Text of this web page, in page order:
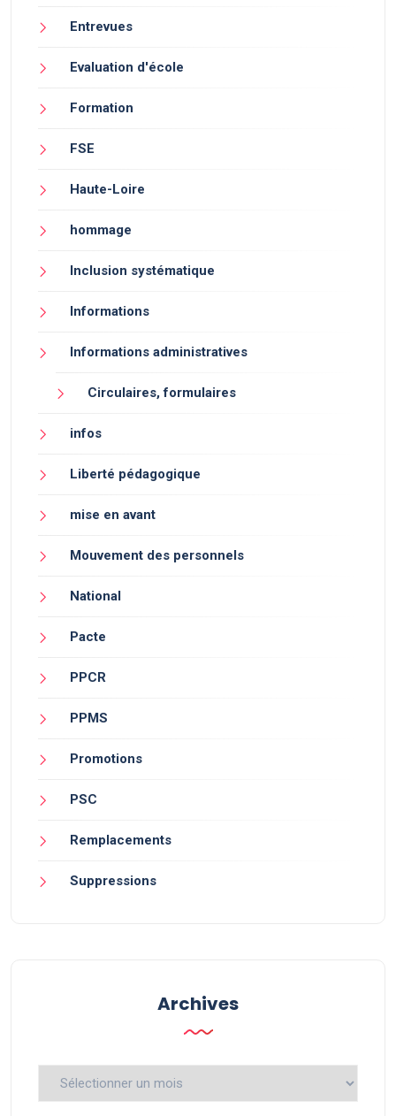
Entrevues
Evaluation d'école
Formation
FSE
Haute-Loire
hommage
Inclusion systématique
Informations
Informations administratives
Circulaires, formulaires
infos
Liberté pédagogique
mise en avant
Mouvement des personnels
National
Pacte
PPCR
PPMS
Promotions
PSC
Remplacements
Suppressions
Archives
Archives